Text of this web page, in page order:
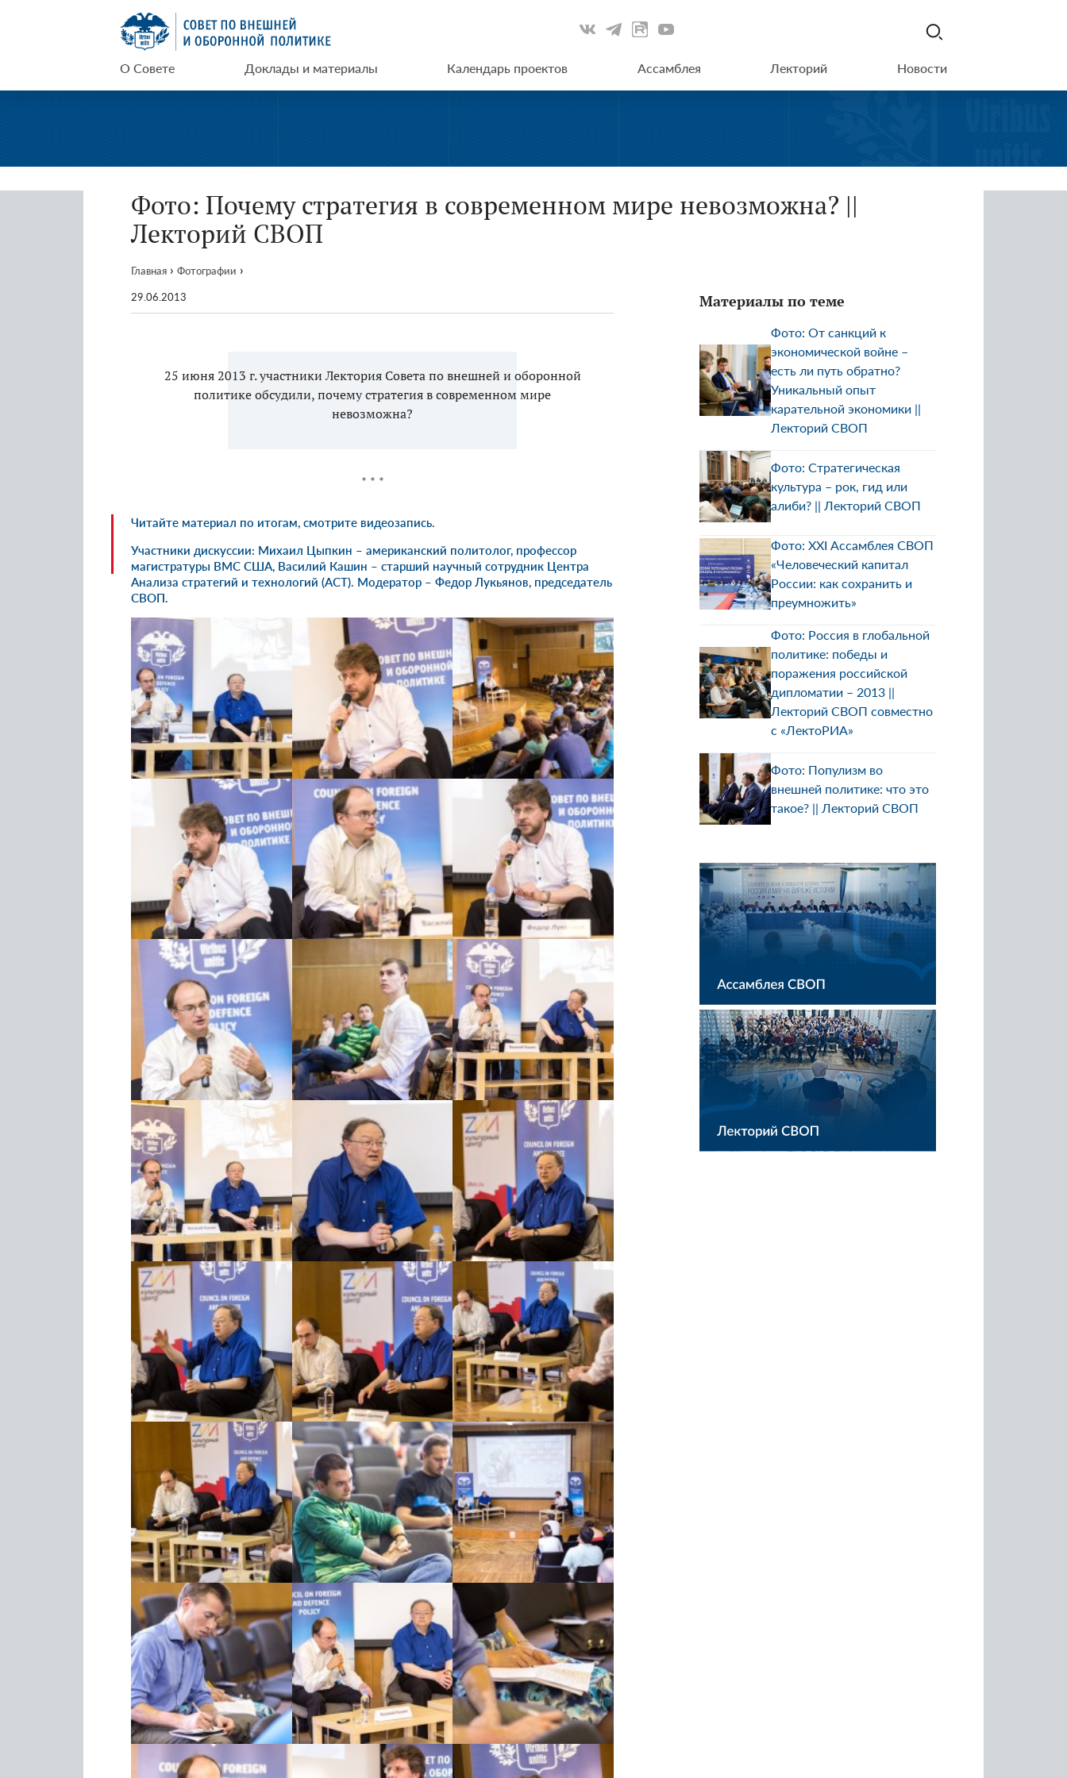
СВОП
О Совете Доклады и материалы Календарь проектов Ассамблея Лекторий Новости
Фото: Почему стратегия в современном мире невозможна? ||
Лекторий СВОП
Главная › Фотографии ›
29.06.2013
25 июня 2013 г. участники Лектория Совета по внешней и оборонной
политике обсудили, почему стратегия в современном мире
невозможна?
* * *
Читайте материал по итогам, смотрите видеозапись.
Участники дискуссии: Михаил Цыпкин – американский политолог, профессор
магистратуры ВМС США, Василий Кашин – старший научный сотрудник Центра
Анализа стратегий и технологий (АСТ). Модератор – Федор Лукьянов, председатель
СВОП.
Материалы по теме
Фото: От санкций к
экономической войне –
есть ли путь обратно?
Уникальный опыт
карательной экономики ||
Лекторий СВОП
Фото: Стратегическая
культура – рок, гид или
алиби? || Лекторий СВОП
Фото: XXI Ассамблея СВОП
«Человеческий капитал
России: как сохранить и
преумножить»
Фото: Россия в глобальной
политике: победы и
поражения российской
дипломатии – 2013 ||
Лекторий СВОП совместно
с «ЛектоРИА»
Фото: Популизм во
внешней политике: что это
такое? || Лекторий СВОП